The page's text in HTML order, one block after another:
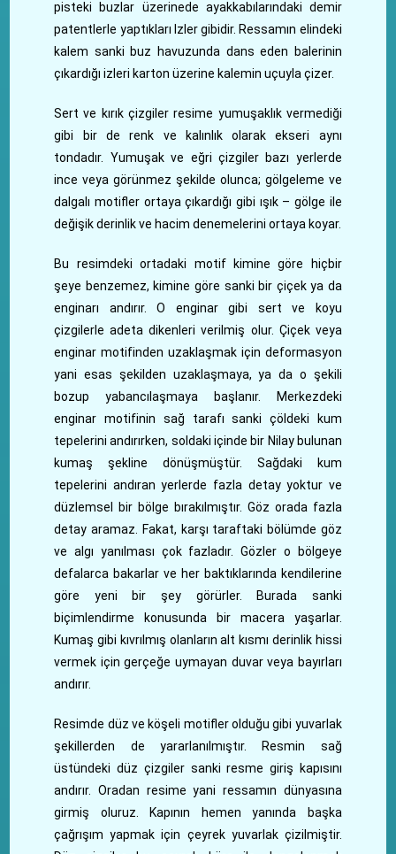
pisteki buzlar üzerinede ayakkabılarındaki demir
patentlerle yaptıkları Izler gibidir. Ressamın elindeki
kalem sanki buz havuzunda dans eden balerinin
çıkardığı izleri karton üzerine kalemin uçuyla çizer.
Sert ve kırık çizgiler resime yumuşaklık vermediği
gibi bir de renk ve kalınlık olarak ekseri aynı
tondadır. Yumuşak ve eğri çizgiler bazı yerlerde
ince veya görünmez şekilde olunca; gölgeleme ve
dalgalı motifler ortaya çıkardığı gibi ışık – gölge ile
değişik derinlik ve hacim denemelerini ortaya koyar.
Bu resimdeki ortadaki motif kimine göre hiçbir
şeye benzemez, kimine göre sanki bir çiçek ya da
enginarı andırır. O enginar gibi sert ve koyu
çizgilerle adeta dikenleri verilmiş olur. Çiçek veya
enginar motifinden uzaklaşmak için deformasyon
yani esas şekilden uzaklaşmaya, ya da o şekili
bozup yabancılaşmaya başlanır. Merkezdeki
enginar motifinin sağ tarafı sanki çöldeki kum
tepelerini andırırken, soldaki içinde bir Nilay bulunan
kumaş şekline dönüşmüştür. Sağdaki kum
tepelerini andıran yerlerde fazla detay yoktur ve
düzlemsel bir bölge bırakılmıştır. Göz orada fazla
detay aramaz. Fakat, karşı taraftaki bölümde göz
ve algı yanılması çok fazladır. Gözler o bölgeye
defalarca bakarlar ve her baktıklarında kendilerine
göre yeni bir şey görürler. Burada sanki
biçimlendirme konusunda bir macera yaşarlar.
Kumaş gibi kıvrılmış olanların alt kısmı derinlik hissi
vermek için gerçeğe uymayan duvar veya bayırları
andırır.
Resimde düz ve köşeli motifler olduğu gibi yuvarlak
şekillerden de yararlanılmıştır. Resmin sağ
üstündeki düz çizgiler sanki resme giriş kapısını
andırır. Oradan resime yani ressamın dünyasına
girmiş oluruz. Kapının hemen yanında başka
çağrışım yapmak için çeyrek yuvarlak çizilmiştir.